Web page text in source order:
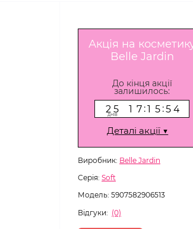
Акція на
Belle Jardin
До кінця акції
залишилось:
2
5
5
днiв
1
1
7
7 :
1
1
5
5 :
5
5 3
Деталі акції ▼
Виробник: Belle Jardin
Серія: Soft
Модель: 5907582906513
Відгуки: (0)